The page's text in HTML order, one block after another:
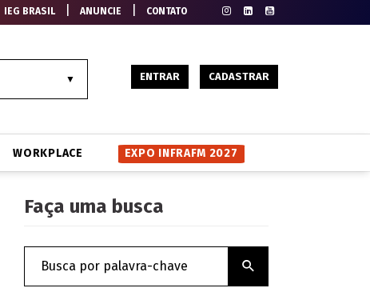
IEG BRASIL|ANUNCIE CONTATO
ENTRAR CADASTRAR
WORKPLACE EXPO INFRAFM 2027
Faça uma busca